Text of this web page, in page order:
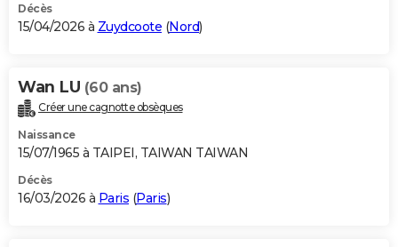
BONS PLANS
Carte de Noël
Carte Bonne année
Carte Saint-Valentin
Carte Pâques
Carte d'anniversaire
DICTIONNAIRE
Dictionnaire
Biographies
Citations
Expressions
Proverbes
PROGRAMME TV
S'inscrire
Se connecter
Lycées
Collèges
Primaires
Universités
Entreprises
Service militaire
Avis de recherche
AVIS DE DÉCÈS
Décès
15/04/2026 à Zuydcoote (Nord)
Wan LU (60 ans)
Créer une cagnotte obsèques
Naissance
15/07/1965 à TAIPEI, TAIWAN TAIWAN
Décès
16/03/2026 à Paris (Paris)